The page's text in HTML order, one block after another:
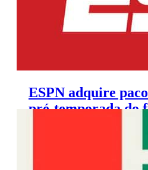
ESPN adquire
pré-temporada do